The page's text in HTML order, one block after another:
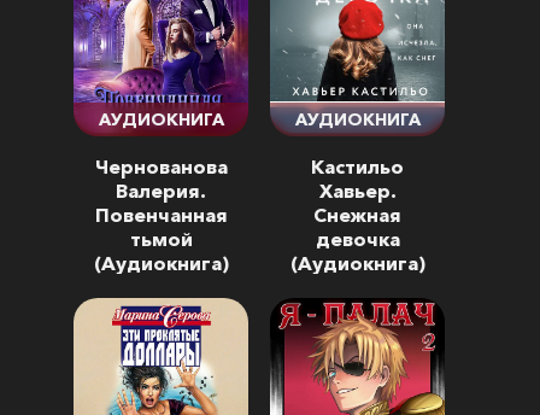
АУДИОКНИГА
Чернованова
Валерия.
Повенчанная
тьмой
(Аудиокнига)
АУДИОКНИГА
Кастильо
Хавьер.
Снежная
девочка
(Аудиокнига)